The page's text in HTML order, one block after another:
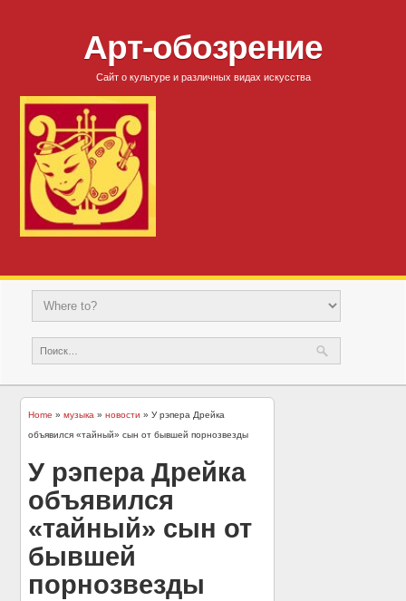
Арт-обозрение
Сайт о культуре и различных видах искусства
Home »музыка »новости » У рэпера Дрейка
объявился «тайный» сын от бывшей порнозвезды
У рэпера Дрейка
объявился
«тайный» сын от
бывшей
порнозвезды